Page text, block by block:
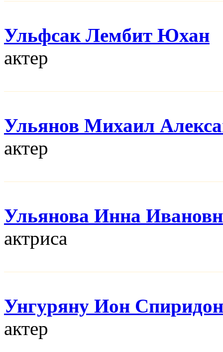
Ульфсак Лембит Юхан
актер
Ульянов Михаил
актер
Ульянова Инна
актриса
Унгуряну Ион
актер